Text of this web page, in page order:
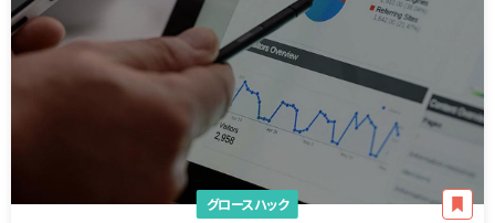
グロースハック